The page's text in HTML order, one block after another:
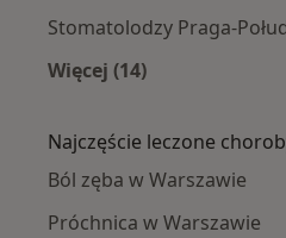
Stomatolodzy Praga-
Więcej (14)
Najczęście leczone
Ból zęba w Warszawie
Próchnica w Warszawie